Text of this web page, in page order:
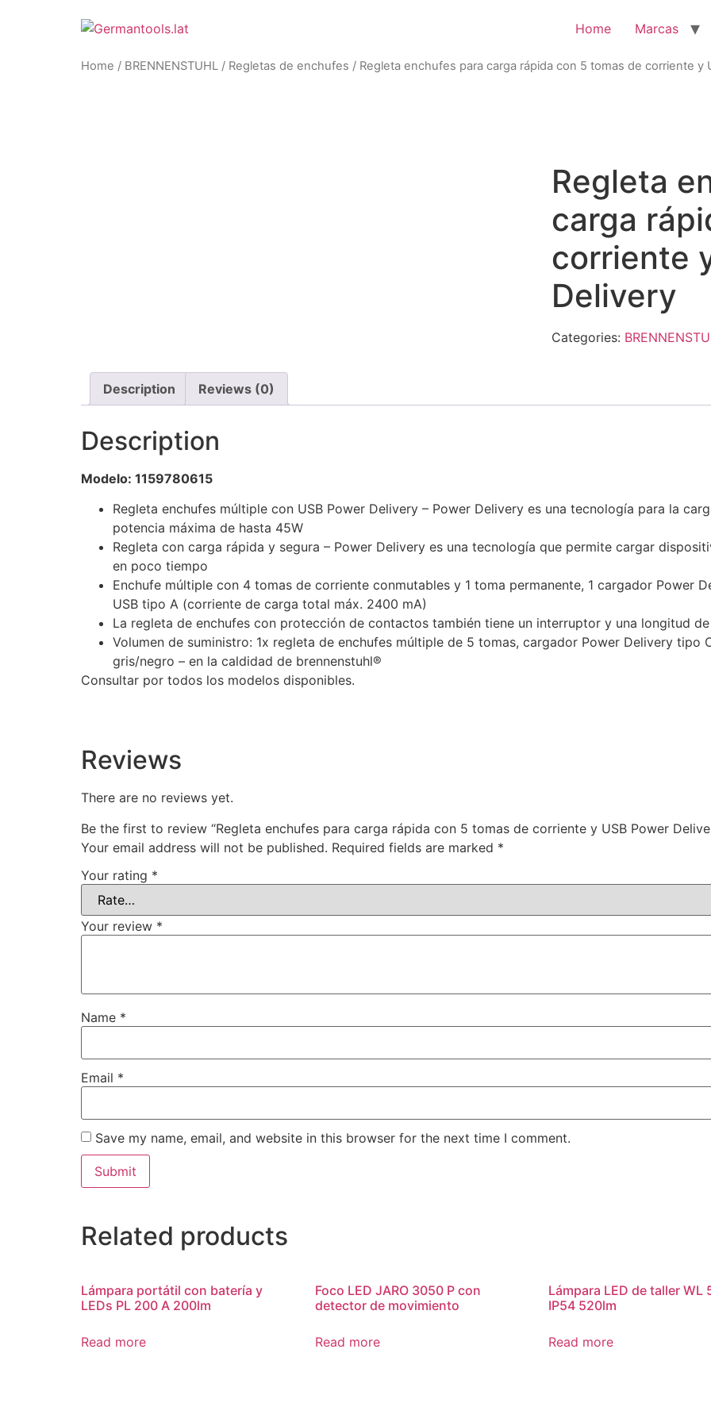
Home Marcas
Home / BRENNENSTUHL / Regletas de enchufes / Regleta enchufes para carga rápida con 5 tomas de corriente y
Regleta
carga
corriente
Delivery
Categories:
Description Reviews (0)
Description
Modelo: 1159780615
Regleta enchufes múltiple con USB Power Delivery – Power Delivery es una tecnología para la
potencia máxima de hasta 45W
Regleta con carga rápida y segura – Power Delivery es una tecnología que permite cargar
en poco tiempo
Enchufe múltiple con 4 tomas de corriente conmutables y 1 toma permanente, 1 cargador Power
USB tipo A (corriente de carga total máx. 2400 mA)
La regleta de enchufes con protección de contactos también tiene un interruptor y una longitud de
Volumen de suministro: 1x regleta de enchufes múltiple de 5 tomas, cargador Power Delivery tipo
gris/negro – en la caldidad de brennenstuhl®
Consultar por todos los modelos disponibles.
Reviews
There are no reviews yet.
Be the first to review “Regleta enchufes para carga rápida con 5 tomas de corriente y USB Power
Your email address will not be published. Required fields are marked *
Your rating *
Your review *
Name *
Email *
Save my name, email, and website in this browser for the next time I comment.
Related products
Lámpara portátil con batería y
LEDs PL 200 A 200lm
Read more
Foco LED JARO 3050 P con
detector de movimiento
Read more
Lámpara LED de taller WL
IP54 520lm
Read more